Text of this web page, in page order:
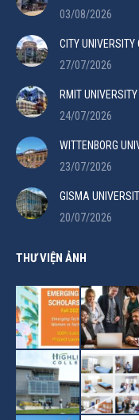
03/08/2026
CITY UNIVERSITY
27/07/2026
RMIT UNIVERSITY
24/07/2026
WITTENBORG
23/07/2026
GISMA
20/07/2026
THƯ VIỆN ẢNH